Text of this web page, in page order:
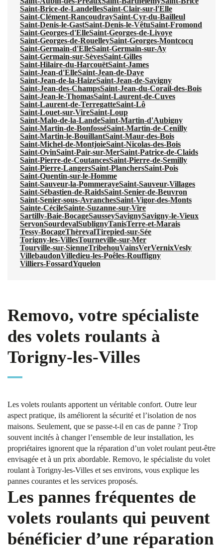
Saint-Brice-de-LandellesSaint-Clair-sur-l'Elle
Saint-Clément-RancoudraySaint-Cyr-du-Bailleul
Saint-Denis-le-GastSaint-Denis-le-VêtuSaint-Fromond
Saint-Georges-d'ElleSaint-Georges-de-Livoye
Saint-Georges-de-RouelleySaint-Georges-Montcocq
Saint-Germain-d'ElleSaint-Germain-sur-Ay
Saint-Germain-sur-SèvesSaint-Gilles
Saint-Hilaire-du-HarcouëtSaint-James
Saint-Jean-d'ElleSaint-Jean-de-Daye
Saint-Jean-de-la-HaizeSaint-Jean-de-Savigny
Saint-Jean-des-ChampsSaint-Jean-du-Corail-des-Bois
Saint-Jean-le-ThomasSaint-Laurent-de-Cuves
Saint-Laurent-de-TerregatteSaint-Lô
Saint-Louet-sur-VireSaint-Loup
Saint-Malo-de-la-LandeSaint-Martin-d'Aubigny
Saint-Martin-de-BonfosséSaint-Martin-de-Cenilly
Saint-Martin-le-BouillantSaint-Maur-des-Bois
Saint-Michel-de-MontjoieSaint-Nicolas-des-Bois
Saint-OvinSaint-Pair-sur-MerSaint-Patrice-de-Claids
Saint-Pierre-de-CoutancesSaint-Pierre-de-Semilly
Saint-Pierre-LangersSaint-PlanchersSaint-Pois
Saint-Quentin-sur-le-Homme
Saint-Sauveur-la-PommerayeSaint-Sauveur-Villages
Saint-Sébastien-de-RaidsSaint-Senier-de-Beuvron
Saint-Senier-sous-AvranchesSaint-Vigor-des-Monts
Sainte-CécileSainte-Suzanne-sur-Vire
Sartilly-Baie-BocageSausseySavignySavigny-le-Vieux
ServonSourdevalSublignyTanisTerre-et-Marais
Tessy-BocageThèrevalTirepied-sur-Sée
Torigny-les-VillesTourneville-sur-Mer
Tourville-sur-SienneTribehouVainsVerVernixVesly
VillebaudonVilledieu-les-Poêles-Rouffigny
Villiers-FossardYquelon
Removo, votre spécialiste
des volets roulants à
Torigny-les-Villes
Les volets roulants apportent un véritable confort. Outre leur
aspect pratique, ils améliorent la sécurité et l’isolation de nos
maisons. Seulement, que se passe-t-il en cas de panne ? Trop
souvent incités à changer l’ensemble de leur installation, les
propriétaires ignorent que la réparation d’un volet roulant peut-être
envisagée et à un prix abordable. Removo, le spécialiste du volet
roulant à Torigny-les-Villes et ses environs, vous explique les
pannes courantes et les services proposés.
Les pannes fréquentes de
volets roulants qui peuvent
bénéficier d’une réparation